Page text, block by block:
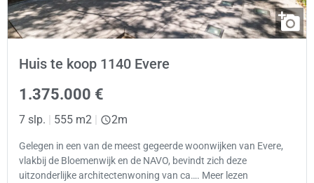
Huis te koop 1140 Evere
1.375.000 €
7 slp. 555 m2 2m
Gelegen in een van de meest gegeerde woonwijken van Evere,
vlakbij de Bloemenwijk en de NAVO, bevindt zich deze
uitzonderlijke architectenwoning van ca…. Meer lezen